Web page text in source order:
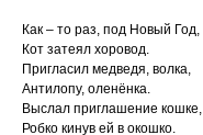
Как – то раз, под Новый Год,
Кот затеял хоровод.
Пригласил медведя, волка,
Антилопу, оленёнка.
Выслал приглашение кошке,
Робко кинув ей в окошко.